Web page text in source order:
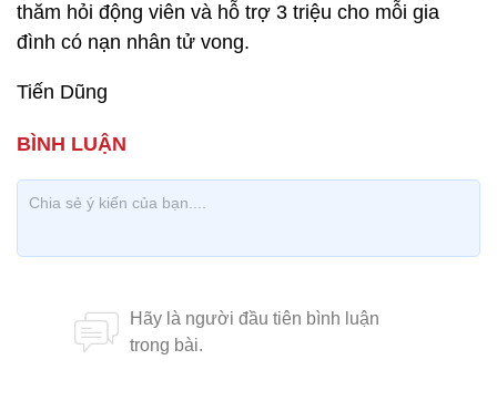
thăm hỏi động viên và hỗ trợ 3 triệu cho mỗi gia
đình có nạn nhân tử vong.
Tiến Dũng